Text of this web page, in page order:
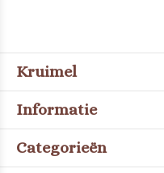
Kruimel
Informatie
Categorieën